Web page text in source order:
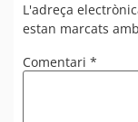
L'adreça
estan marcats amb
Comentari *